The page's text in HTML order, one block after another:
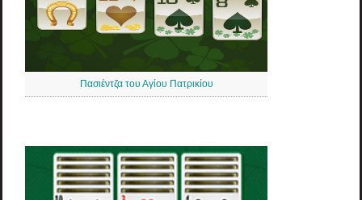
Πασιέντζα του Αγίου Πατρικίου